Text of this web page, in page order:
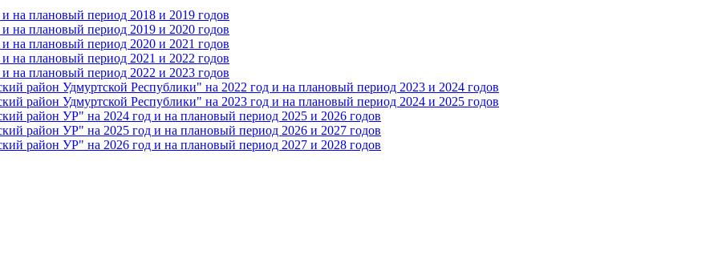
плановый период 2018 и 2019 годов
плановый период 2019 и 2020 годов
плановый период 2020 и 2021 годов
плановый период 2021 и 2022 годов
плановый период 2022 и 2023 годов
Удмуртской Республики" на 2022 год и на плановый период 2023 и 2024 годов
Удмуртской Республики" на 2023 год и на плановый период 2024 и 2025 годов
район УР" на 2024 год и на плановый период 2025 и 2026 годов
район УР" на 2025 год и на плановый период 2026 и 2027 годов
район УР" на 2026 год и на плановый период 2027 и 2028 годов